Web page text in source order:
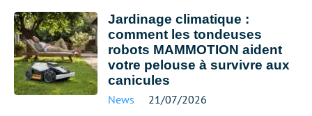
Jardinage climatique :
comment les tondeuses
robots MAMMOTION aident
votre pelouse à survivre aux
canicules
News 21/07/2026